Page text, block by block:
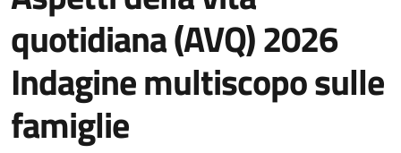
quotidiana (AVQ) 2026
Indagine multiscopo sulle
famiglie